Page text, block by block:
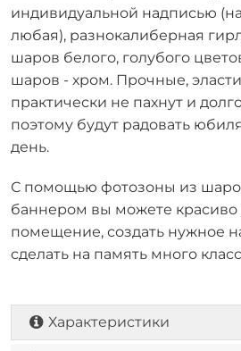
индивидуальной надписью
любая), разнокалиберная
шаров белого, голубого
шаров - хром. Прочные,
практически не пахнут и
поэтому будут радовать
день.
С помощью фотозоны из
баннером вы можете красиво
помещение, создать нужное
сделать на память много
Характеристики